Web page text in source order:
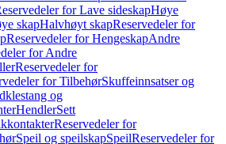
for Lave sideskapHøye
skapHalvhøyt skapReservedeler for
Reservedeler for HengeskapAndre
for Andre
Reservedeler for
for TilbehørSkuffeinnsatser og
og
HendlerSett
Reservedeler for
Speil og speilskapSpeilReservedeler for